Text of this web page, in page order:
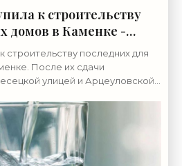
к строительству
домов в Каменке -
строительству последних для
После их сдачи
улицей и Арцеуловской